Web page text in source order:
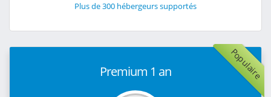
Plus de 300 hébergeurs supportés
Populaire
Premium 1 an